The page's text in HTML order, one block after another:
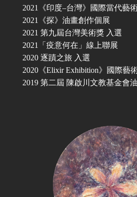
2021《印度–台灣》國際當代藝
2021《探》油畫創作個展
2021 第九屆台灣美術獎 入選
2021「疫意何在」線上聯展
2020 逐蹟之旅 入選
2020《Elixir Exhibition》國際藝
2019 第二屆 陳啟川文教基金會